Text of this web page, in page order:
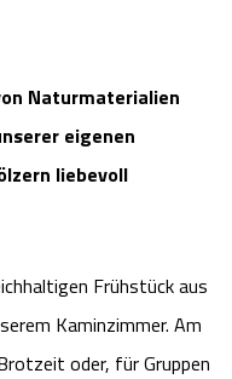
Naturmaterialien
eigenen
liebevoll
Frühstück aus
Kaminzimmer. Am
oder, für Gruppen